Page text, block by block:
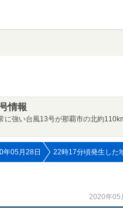
情報
に強い台風13号が那覇市の北約
年05月28日 22時17分頃発生した
2020年05